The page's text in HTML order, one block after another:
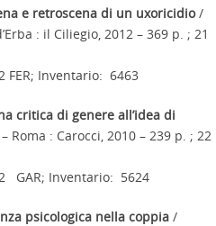
e retroscena di un uxoricidio/
: il Ciliegio, 2012 – 369 p. ; 21
FER; Inventario: 6463
critica di genere all’idea di
Roma : Carocci, 2010 – 239 p. ; 22
GAR; Inventario: 5624
psicologica nella coppia /